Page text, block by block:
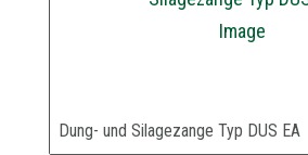
Dung- und Silagezange Typ DUS EA